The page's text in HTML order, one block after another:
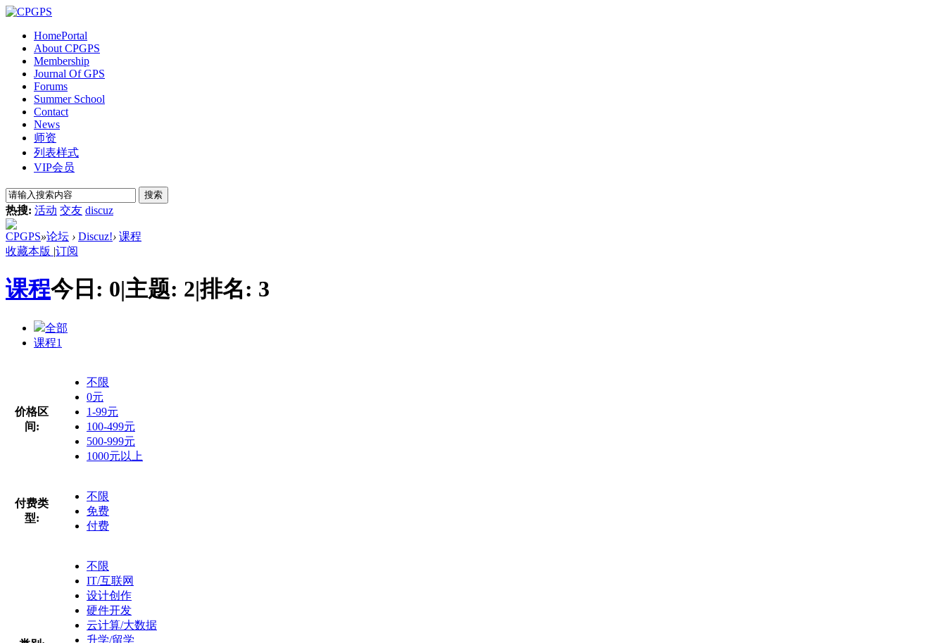
HomePortal
About CPGPS
Membership
Journal Of GPS
Forums
Summer School
Contact
News
师资
列表样式
VIP会员
搜索
热搜: 活动 交友 discuz
CPGPS»论坛 › Discuz!› 课程
收藏本版 |订阅
课程今日: 0|主题: 2|排名: 3
全部
课程1
价格区
间:
不限
0元
1-99元
100-499元
500-999元
1000元以上
付费类
型:
不限
免费
付费
不限
IT/互联网
设计创作
硬件开发
云计算/大数据
升学/留学